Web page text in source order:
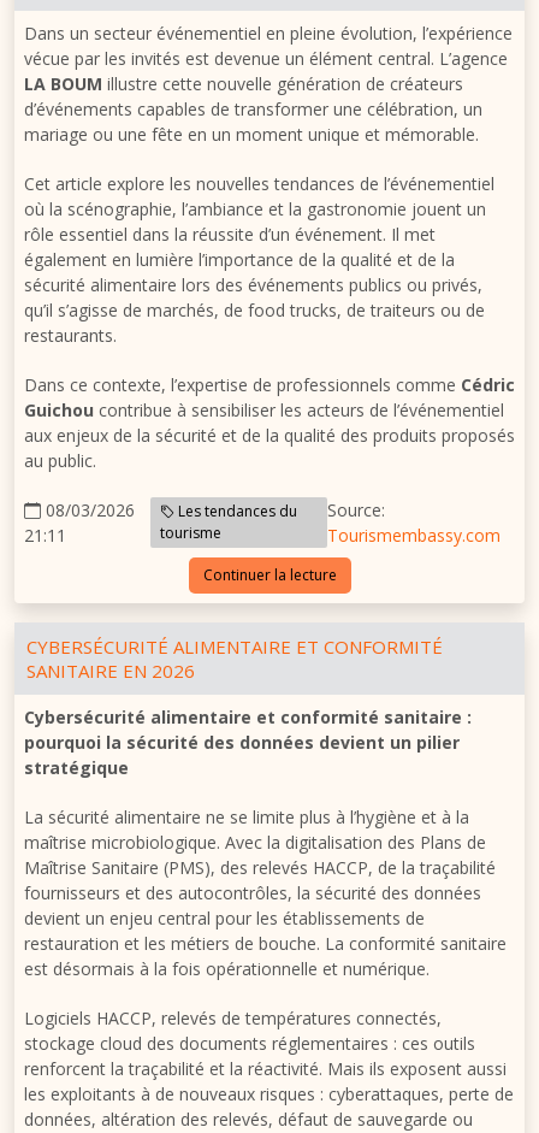
Dans un secteur événementiel en pleine évolution, l’expérience
vécue par les invités est devenue un élément central. L’agence
LA BOUM illustre cette nouvelle génération de créateurs
d’événements capables de transformer une célébration, un
mariage ou une fête en un moment unique et mémorable.
Cet article explore les nouvelles tendances de l’événementiel
où la scénographie, l’ambiance et la gastronomie jouent un
rôle essentiel dans la réussite d’un événement. Il met
également en lumière l’importance de la qualité et de la
sécurité alimentaire lors des événements publics ou privés,
qu’il s’agisse de marchés, de food trucks, de traiteurs ou de
restaurants.
Dans ce contexte, l’expertise de professionnels comme Cédric
Guichou contribue à sensibiliser les acteurs de l’événementiel
aux enjeux de la sécurité et de la qualité des produits proposés
au public.
08/03/2026
21:11
Les tendances du
tourisme
Source:
Tourismembassy.com
Continuer la lecture
CYBERSÉCURITÉ ALIMENTAIRE ET CONFORMITÉ
SANITAIRE EN 2026
Cybersécurité alimentaire et conformité sanitaire :
pourquoi la sécurité des données devient un pilier
stratégique
La sécurité alimentaire ne se limite plus à l’hygiène et à la
maîtrise microbiologique. Avec la digitalisation des Plans de
Maîtrise Sanitaire (PMS), des relevés HACCP, de la traçabilité
fournisseurs et des autocontrôles, la sécurité des données
devient un enjeu central pour les établissements de
restauration et les métiers de bouche. La conformité sanitaire
est désormais à la fois opérationnelle et numérique.
Logiciels HACCP, relevés de températures connectés,
stockage cloud des documents réglementaires : ces outils
renforcent la traçabilité et la réactivité. Mais ils exposent aussi
les exploitants à de nouveaux risques : cyberattaques, perte de
données, altération des relevés, défaut de sauvegarde ou